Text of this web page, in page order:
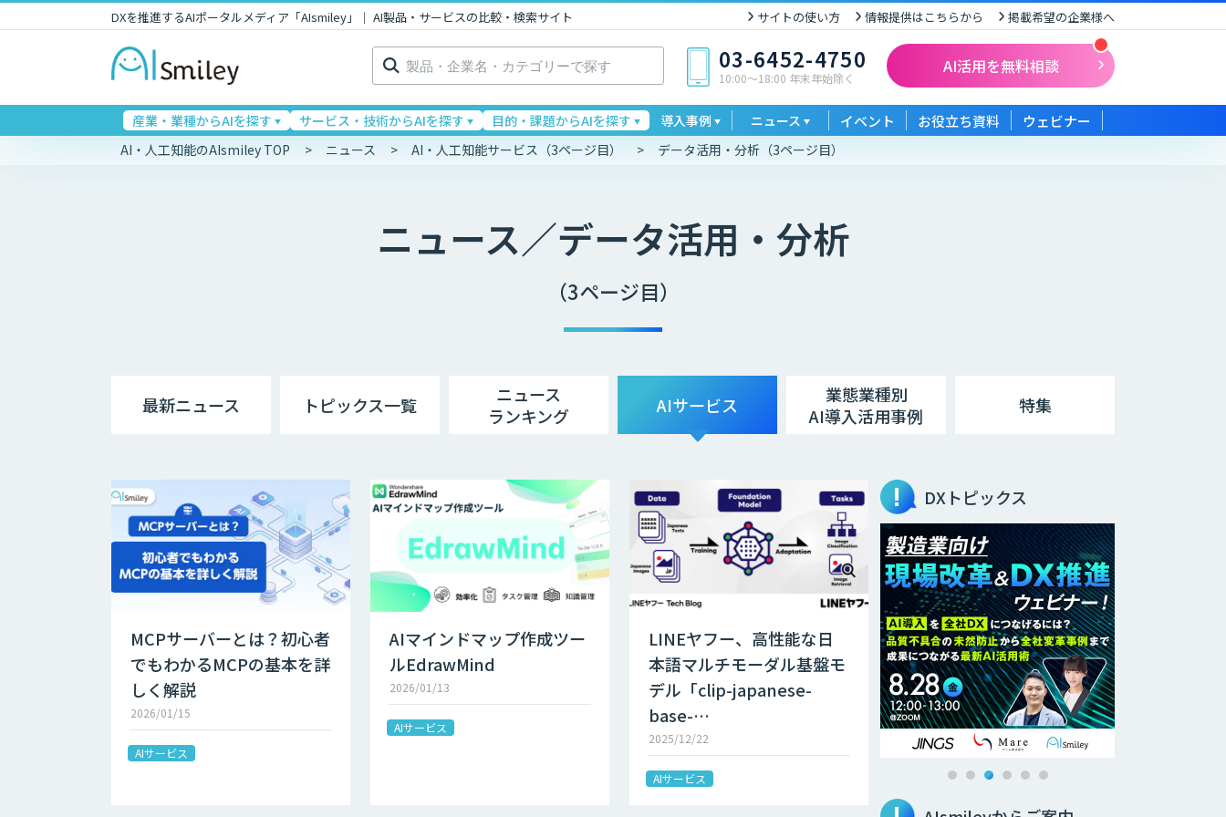
DXを推進するAIポータルメディア「AIsmiley」｜ AI製品・サービスの比較・検索サイト サイトの使い方 情報提供はこちらから 掲載希望の企業様へ
検
索: 03-6452-4750
10:00〜18:00 年末年始除く
AI活用を無料相談
産業・業種からAIを探す サービス・技術からAIを探す 目的・課題からAIを探す 導入事例 ニュース イベント お役立ち資料 ウェビナー
AI・人工知能のAIsmiley TOP ニュース AI・人工知能サービス（3ページ目） データ活用・分析（3ページ目）
ニュース／データ活用・分析
（3ページ目）
最新ニュース トピックス一覧
ニュース
ランキング
AIサービス
業態業種別
AI導入活用事例
特集
MCPサーバーとは？初心者
でもわかるMCPの基本を詳
しく解説
2026/01/15
AIサービス
AIマインドマップ作成ツー
ルEdrawMind
2026/01/13
AIサービス
LINEヤフー、高性能な日
本語マルチモーダル基盤モ
デル「clip-japanese-
base-…
2025/12/22
AIサービス
DXトピックス